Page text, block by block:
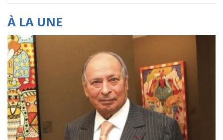
À LA UNE